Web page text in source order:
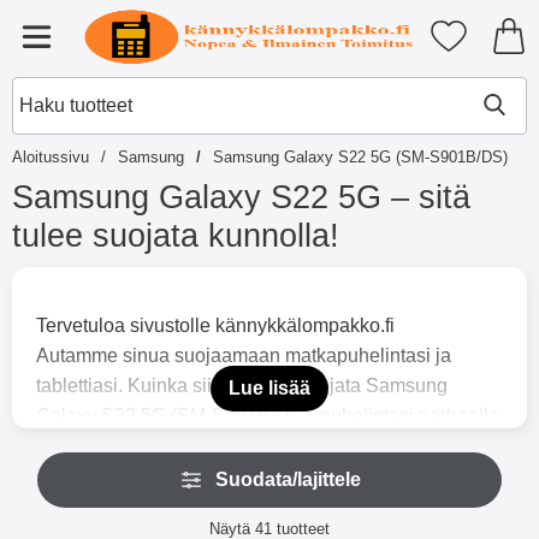
Valikko Ostoskori laajennettu TibroSuosikkini
Aloitussivu Samsung Samsung Galaxy S22 5G (SM-S901B/DS)
Samsung Galaxy S22 5G – sitä
tulee suojata kunnolla!
Lue lisää
Tervetuloa sivustolle kännykkälompakko.fi
Autamme sinua suojaamaan matkapuhelintasi ja
tablettiasi. Kuinka siis voimme suojata Samsung
Galaxy S22 5G (SM-S901B/DS) -puhelintasi parhaalla
lasista valmistetulla näytönsuojalla. Silloin suojaat
puhelimesi näyttöä tehokkaasti pölyltä, lialta ja
Suodata/lajittele
Suodata/lajitteleNäytä 41 tuotteet